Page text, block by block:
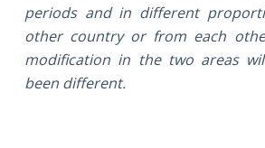
periods and in different
other country or from each
modification in the two areas
been different.